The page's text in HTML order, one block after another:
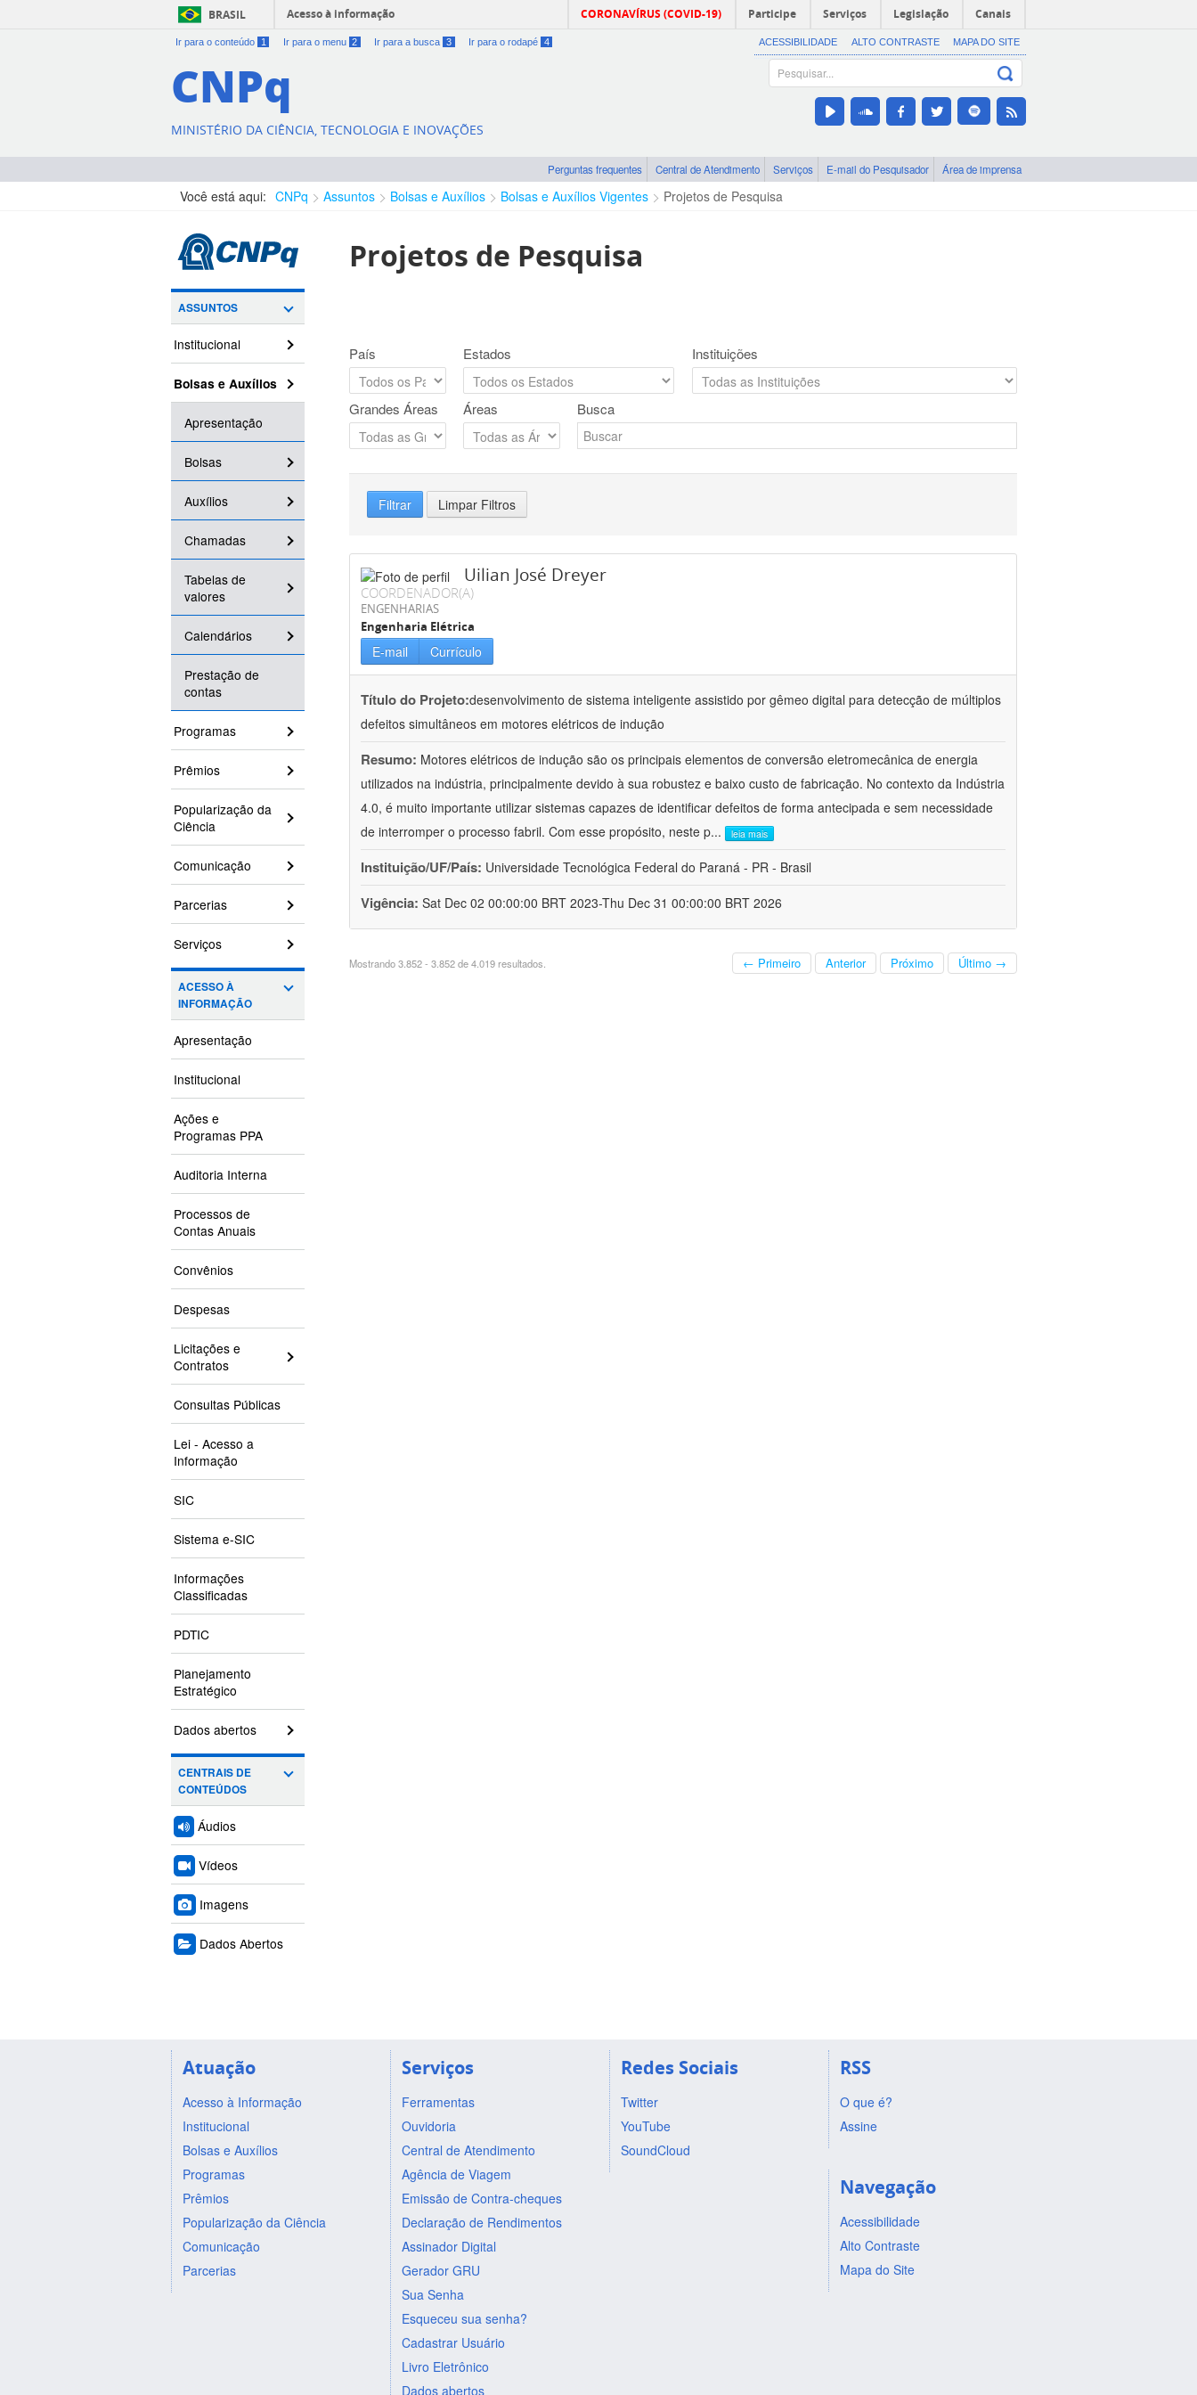
BRASIL Acesso à informação CORONAVÍRUS (COVID-19) Participe Serviços Legislação Canais
Ir para o conteúdo 1 Ir para o menu 2 Ir para a busca 3 Ir para o rodapé 4 ACESSIBILIDADE ALTO CONTRASTE MAPA DO SITE
CNPq
MINISTÉRIO DA CIÊNCIA, TECNOLOGIA E INOVAÇÕES
Perguntas frequentes Central de Atendimento Serviços E-mail do Pesquisador Área de imprensa
Você está aqui: CNPq Assuntos Bolsas e Auxílios Bolsas e Auxílios Vigentes Projetos de Pesquisa
ASSUNTOS
Institucional
Bolsas e Auxílios
Apresentação
Bolsas
Auxílios
Chamadas
Tabelas de
valores
Calendários
Prestação de
contas
Programas
Prêmios
Popularização da
Ciência
Comunicação
Parcerias
Serviços
ACESSO À
INFORMAÇÃO
Apresentação
Institucional
Ações e
Programas PPA
Auditoria Interna
Processos de
Contas Anuais
Convênios
Despesas
Licitações e
Contratos
Consultas Públicas
Lei - Acesso a
Informação
SIC
Sistema e-SIC
Informações
Classificadas
PDTIC
Planejamento
Estratégico
Dados abertos
CENTRAIS DE
CONTEÚDOS
Áudios
Vídeos
Imagens
Dados Abertos
Projetos de Pesquisa
País Estados Instituições
Grandes Áreas Áreas Busca
Filtrar Limpar Filtros
Uilian José Dreyer
COORDENADOR(A)
ENGENHARIAS
Engenharia Elétrica
E-mail Currículo
Título do Projeto:desenvolvimento de sistema inteligente assistido por gêmeo digital para detecção de múltiplos
defeitos simultâneos em motores elétricos de indução
Resumo: Motores elétricos de indução são os principais elementos de conversão eletromecânica de energia
utilizados na indústria, principalmente devido à sua robustez e baixo custo de fabricação. No contexto da Indústria
4.0, é muito importante utilizar sistemas capazes de identificar defeitos de forma antecipada e sem necessidade
de interromper o processo fabril. Com esse propósito, neste p... leia mais
Instituição/UF/País: Universidade Tecnológica Federal do Paraná - PR - Brasil
Vigência: Sat Dec 02 00:00:00 BRT 2023-Thu Dec 31 00:00:00 BRT 2026
Mostrando 3.852 - 3.852 de 4.019 resultados. ← Primeiro Anterior Próximo Último →
Atuação
Acesso à Informação
Institucional
Bolsas e Auxílios
Programas
Prêmios
Popularização da Ciência
Comunicação
Parcerias
Serviços
Ferramentas
Ouvidoria
Central de Atendimento
Agência de Viagem
Emissão de Contra-cheques
Declaração de Rendimentos
Assinador Digital
Gerador GRU
Sua Senha
Esqueceu sua senha?
Cadastrar Usuário
Livro Eletrônico
Dados abertos
Redes Sociais
Twitter
YouTube
SoundCloud
RSS
O que é?
Assine
Navegação
Acessibilidade
Alto Contraste
Mapa do Site